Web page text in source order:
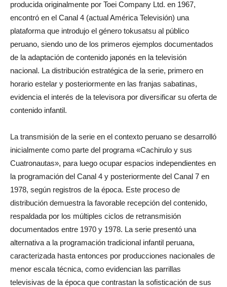
producida originalmente por Toei Company Ltd. en 1967,
encontró en el Canal 4 (actual América Televisión) una
plataforma que introdujo el género tokusatsu al público
peruano, siendo uno de los primeros ejemplos documentados
de la adaptación de contenido japonés en la televisión
nacional. La distribución estratégica de la serie, primero en
horario estelar y posteriormente en las franjas sabatinas,
evidencia el interés de la televisora por diversificar su oferta de
contenido infantil.
La transmisión de la serie en el contexto peruano se desarrolló
inicialmente como parte del programa «Cachirulo y sus
Cuatronautas», para luego ocupar espacios independientes en
la programación del Canal 4 y posteriormente del Canal 7 en
1978, según registros de la época. Este proceso de
distribución demuestra la favorable recepción del contenido,
respaldada por los múltiples ciclos de retransmisión
documentados entre 1970 y 1978. La serie presentó una
alternativa a la programación tradicional infantil peruana,
caracterizada hasta entonces por producciones nacionales de
menor escala técnica, como evidencian las parrillas
televisivas de la época que contrastan la sofisticación de sus